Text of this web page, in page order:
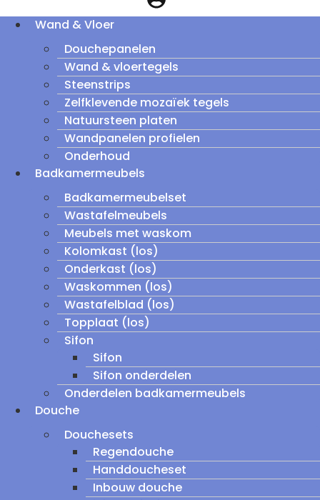
Wand & Vloer
Douchepanelen
Wand & vloertegels
Steenstrips
Zelfklevende mozaïek tegels
Natuursteen platen
Wandpanelen profielen
Onderhoud
Badkamermeubels
Badkamermeubelset
Wastafelmeubels
Meubels met waskom
Kolomkast (los)
Onderkast (los)
Waskommen (los)
Wastafelblad (los)
Topplaat (los)
Sifon
Sifon
Sifon onderdelen
Onderdelen badkamermeubels
Douche
Douchesets
Regendouche
Handdoucheset
Inbouw douche